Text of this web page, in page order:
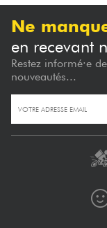
Ne
en recevant
Restez informé·e
nouveautés...